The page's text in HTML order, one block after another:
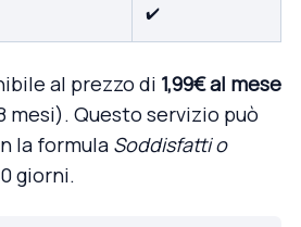
✔️
al prezzo di 1,99€ al mese
mesi). Questo servizio può
la formula Soddisfatti o
giorni.